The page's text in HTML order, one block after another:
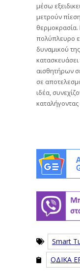
μέσω
μετρούν
θερμοκρασία.
πολύπλευρο
δυναμικού
αισθητήρων
σε
ιδέα,
Smart
ΟΔΙΚΑ